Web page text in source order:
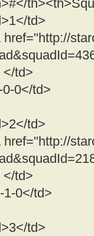
td>
href="http://
</td>
0-0</td>
td>
href="http://
</td>
1-0</td>
td>